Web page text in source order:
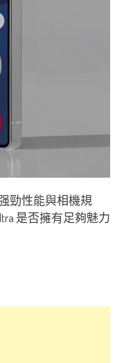
勁性能與相機規
是否擁有足夠魅力